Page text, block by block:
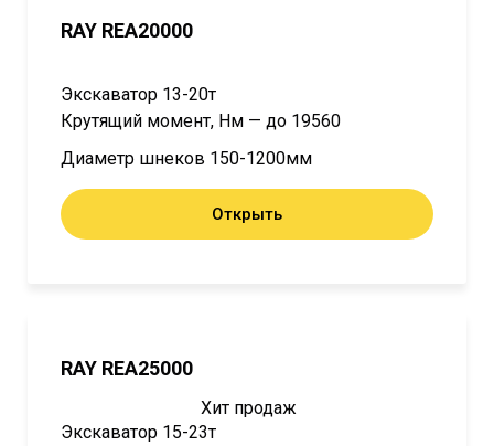
RAY REA20000
Экскаватор 13-20т
Крутящий момент, Нм — до 19560
Диаметр шнеков 150-1200мм
Открыть
Хит продаж
RAY REA25000
Экскаватор 15-23т